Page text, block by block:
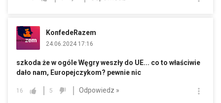
KonfedeRazem
24.06.2024 17:16
szkoda że w ogóle Węgry weszły do UE... co to właściwie
dało nam, Europejczykom? pewnie nic
16 5 Odpowiedz »